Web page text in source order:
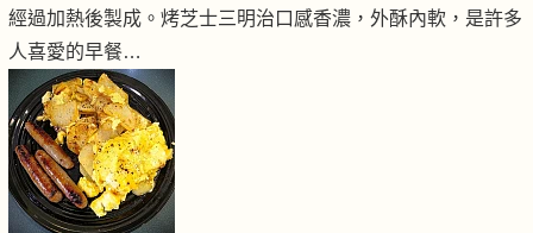
經過加熱後製成。烤芝士三明治口感香濃，外酥內軟，是許多
人喜愛的早餐…